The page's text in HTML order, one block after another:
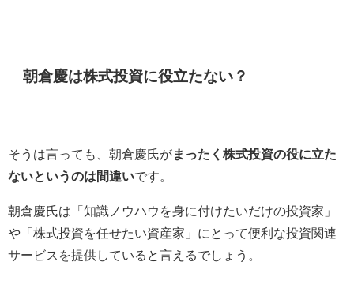
朝倉慶は株式投資に役立たない？
そうは言っても、朝倉慶氏がまったく株式投資の役に立た
ないというのは間違いです。
朝倉慶氏は「知識ノウハウを身に付けたいだけの投資家」
や「株式投資を任せたい資産家」にとって便利な投資関連
サービスを提供していると言えるでしょう。